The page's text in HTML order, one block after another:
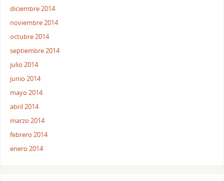
diciembre 2014
noviembre 2014
octubre 2014
septiembre 2014
julio 2014
junio 2014
mayo 2014
abril 2014
marzo 2014
febrero 2014
enero 2014